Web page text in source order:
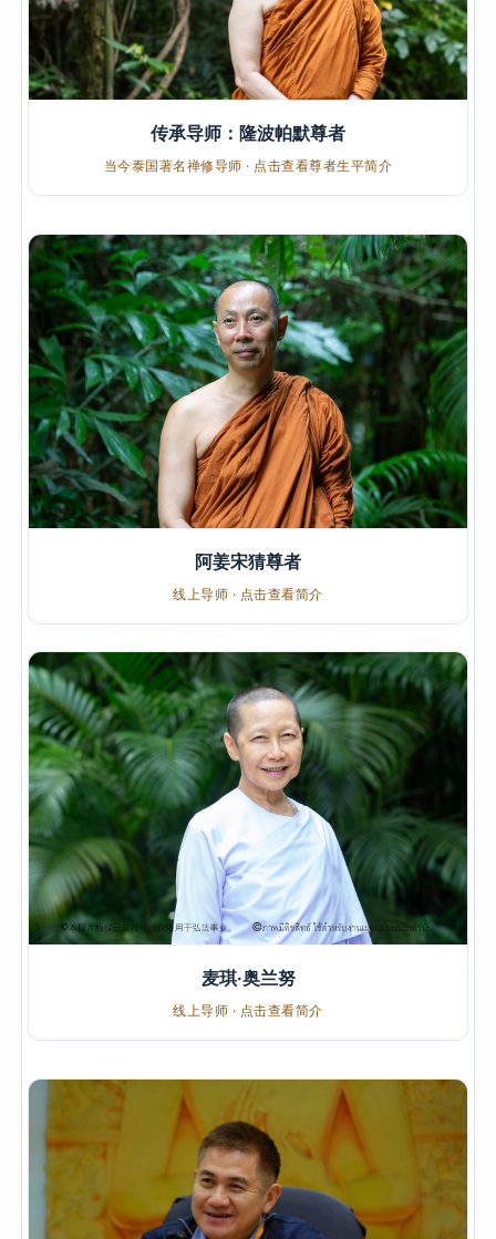
传承导师：隆波帕默尊者
当今泰国著名禅修导师 · 点击查看尊者生平简介
阿姜宋猜尊者
线上导师 · 点击查看简介
麦琪·奥兰努
线上导师 · 点击查看简介